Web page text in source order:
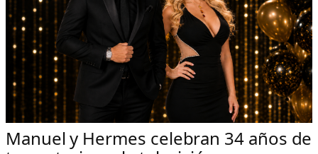
Manuel y Hermes celebran 34 años de